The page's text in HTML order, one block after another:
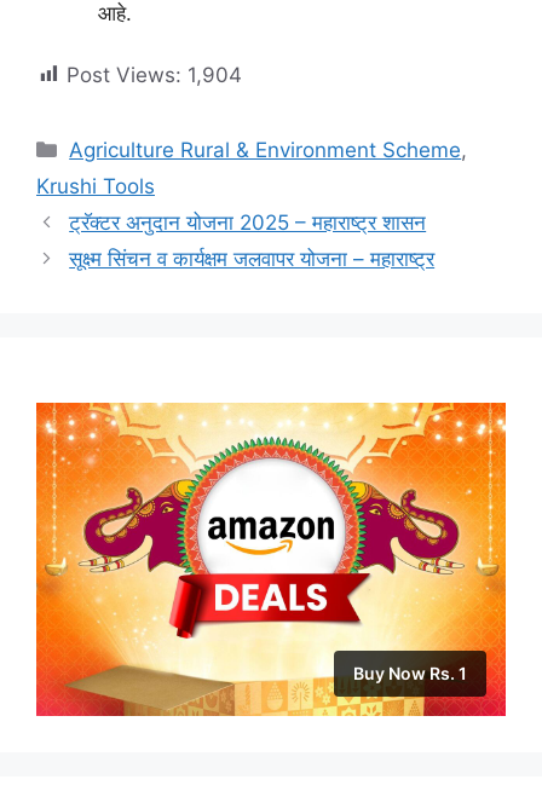
आहे.
Post Views: 1,904
Categories
Agriculture Rural & Environment Scheme,
Krushi Tools
ट्रॅक्टर अनुदान योजना 2025 – महाराष्ट्र शासन
सूक्ष्म सिंचन व कार्यक्षम जलवापर योजना – महाराष्ट्र
Buy Now Rs. 1